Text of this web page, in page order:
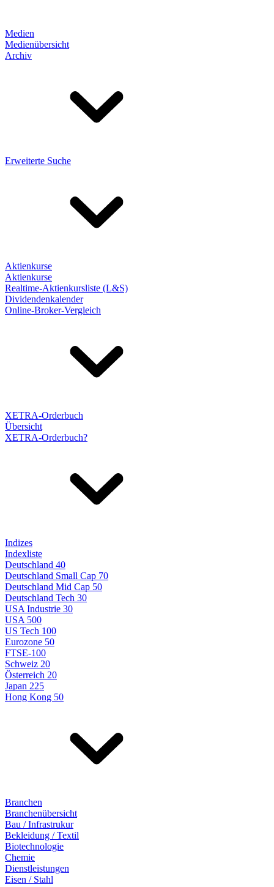
Medien
Medienübersicht
Archiv
Erweiterte Suche
Aktienkurse
Aktienkurse
Realtime-Aktienkursliste (L&S)
Dividendenkalender
Online-Broker-Vergleich
XETRA-Orderbuch
Übersicht
XETRA-Orderbuch?
Indizes
Indexliste
Deutschland 40
Deutschland Small Cap 70
Deutschland Mid Cap 50
Deutschland Tech 30
USA Industrie 30
USA 500
US Tech 100
Eurozone 50
FTSE-100
Schweiz 20
Österreich 20
Japan 225
Hong Kong 50
Branchen
Branchenübersicht
Bau / Infrastrukur
Bekleidung / Textil
Biotechnologie
Chemie
Dienstleistungen
Eisen / Stahl